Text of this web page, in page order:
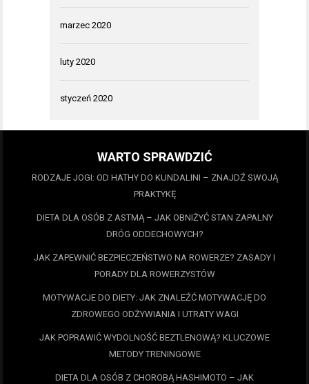
marzec 2020
luty 2020
styczeń 2020
WARTO SPRAWDZIĆ
RODZAJE JOGI: OD HATHY DO KUNDALINI – ZNAJDŹ SWOJĄ
PRAKTYKĘ
DIETA DLA OSÓB Z ASTMĄ – JAK OBNIŻYĆ STAN ZAPALNY
DRÓG ODDECHOWYCH?
JAK ZAPEWNIĆ BEZPIECZEŃSTWO NA ROWERZE? ZASADY I
PORADY DLA ROWERZYSTÓW
MOTYWACJE DO DIETY: JAK ZNALEŹĆ MOTYWACJĘ DO
ZDROWEGO ODŻYWIANIA I UTRATY WAGI
JAK POPRAWIĆ WYDOLNOŚĆ BEZTLENOWĄ? KLUCZOWE
METODY TRENINGOWE
DIETA DLA OSÓB Z CHOROBĄ HASHIMOTO – JAK